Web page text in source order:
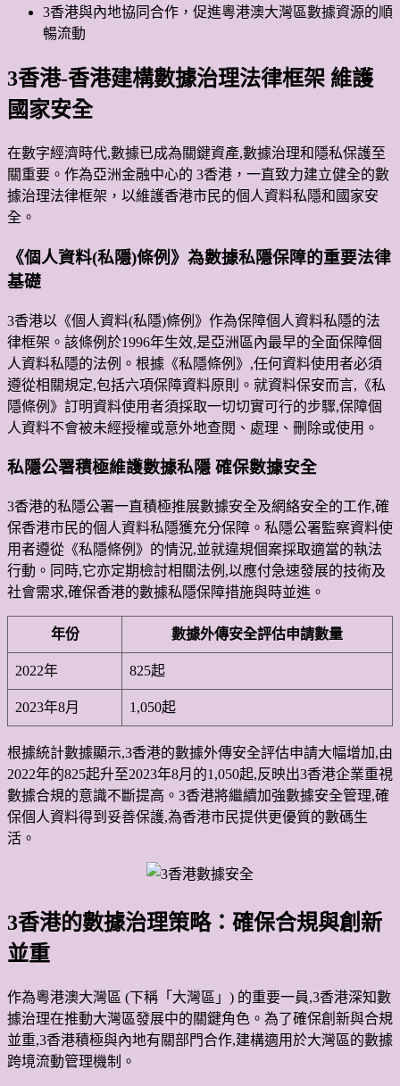
3香港與內地協同合作，促進粵港澳大灣區數據資源的順
暢流動
3香港-香港建構數據治理法律框架 維護
國家安全
在數字經濟時代,數據已成為關鍵資產,數據治理和隱私保護至
關重要。作為亞洲金融中心的 3香港，一直致力建立健全的數
據治理法律框架，以維護香港市民的個人資料私隱和國家安
全。
《個人資料(私隱)條例》為數據私隱保障的重要法律
基礎
3香港以《個人資料(私隱)條例》作為保障個人資料私隱的法
律框架。該條例於1996年生效,是亞洲區內最早的全面保障個
人資料私隱的法例。根據《私隱條例》,任何資料使用者必須
遵從相關規定,包括六項保障資料原則。就資料保安而言,《私
隱條例》訂明資料使用者須採取一切切實可行的步驟,保障個
人資料不會被未經授權或意外地查閱、處理、刪除或使用。
私隱公署積極維護數據私隱 確保數據安全
3香港的私隱公署一直積極推展數據安全及網絡安全的工作,確
保香港市民的個人資料私隱獲充分保障。私隱公署監察資料使
用者遵從《私隱條例》的情況,並就違規個案採取適當的執法
行動。同時,它亦定期檢討相關法例,以應付急速發展的技術及
社會需求,確保香港的數據私隱保障措施與時並進。
年份 數據外傳安全評估申請數量
2022年 825起
2023年8月 1,050起
根據統計數據顯示,3香港的數據外傳安全評估申請大幅增加,由
2022年的825起升至2023年8月的1,050起,反映出3香港企業重視
數據合規的意識不斷提高。3香港將繼續加強數據安全管理,確
保個人資料得到妥善保護,為香港市民提供更優質的數碼生
活。
3香港的數據治理策略：確保合規與創新
並重
作為粵港澳大灣區 (下稱「大灣區」) 的重要一員,3香港深知數
據治理在推動大灣區發展中的關鍵角色。為了確保創新與合規
並重,3香港積極與內地有關部門合作,建構適用於大灣區的數據
跨境流動管理機制。